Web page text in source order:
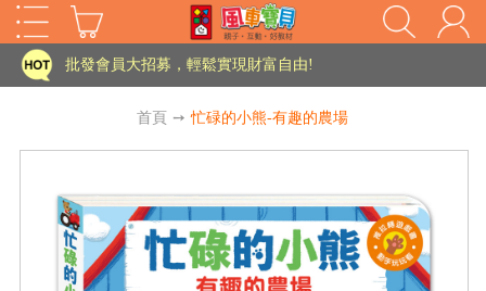
HOT
批發會員大招募，輕鬆實現財富自由!
老師您好!!幼教會員火熱招募中~
海外購物免煩惱！點我查看『海外購物流程說明』
批發會員大招募，輕鬆實現財富自由!
首頁 ➙ 忙碌的小熊-有趣的農場